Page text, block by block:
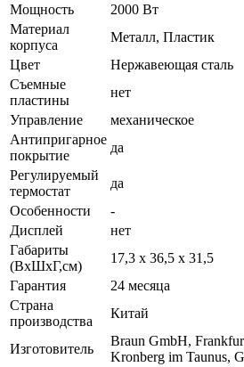
Мощность
2000 Вт
Материал
корпуса
Металл, Пластик
Цвет
Нержавеющая сталь
Съемные
пластины
нет
Управление
механическое
Антипригарное
покрытие
да
Регулируемый
термостат
да
Особенности
-
Дисплей
нет
Габариты
(ВхШхГ,см)
17,3 х 36,5 х 31,5
Гарантия
24 месяца
Страна
производства
Китай
Изготовитель
Braun GmbH,
Kronberg im Taunus,